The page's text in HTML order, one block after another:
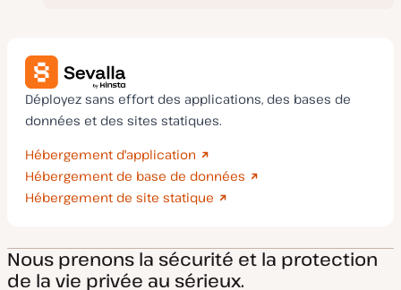
Déployez sans effort des applications, des bases de
données et des sites statiques.
Hébergement d'application
Hébergement de base de données
Hébergement de site statique
Nous prenons la sécurité et la protection
de la vie privée au sérieux.